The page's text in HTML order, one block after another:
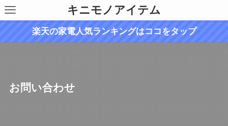
キニモノアイテム
楽天の家電人気ランキングはココをタップ
お問い合わせ